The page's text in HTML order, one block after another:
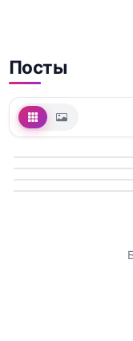
Посты